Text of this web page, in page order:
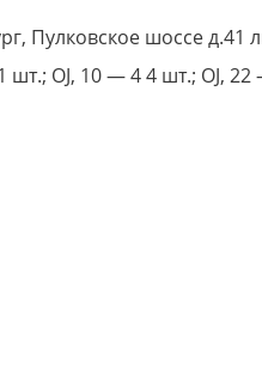
Пулковское шоссе д.41
шт.; OJ, 10 — 4 4 шт.; OJ,